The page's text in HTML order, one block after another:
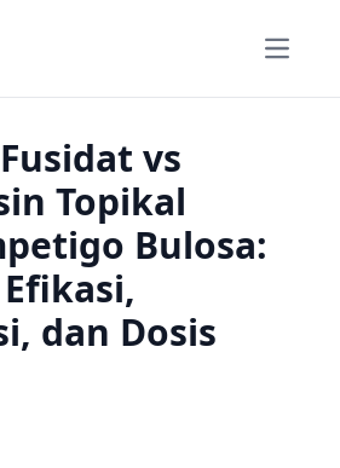
Open
vs
Topikal
Bulosa:
dan Dosis